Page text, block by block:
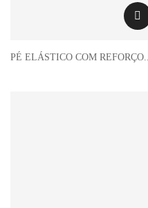
PÉ ELÁSTICO COM REFORÇO...